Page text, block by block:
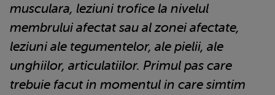
musculara, leziuni trofice la nivelul
membrului afectat sau al zonei afectate,
leziuni ale tegumentelor, ale pielii, ale
unghiilor, articulatiilor. Primul pas care
trebuie facut in momentul in care simtim